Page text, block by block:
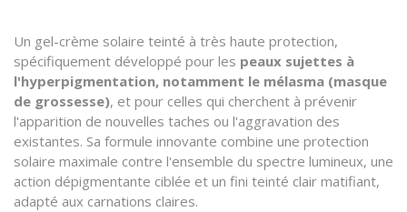
Un gel-crème solaire teinté à très haute protection,
spécifiquement développé pour les peaux sujettes à
l'hyperpigmentation, notamment le mélasma (masque
de grossesse), et pour celles qui cherchent à prévenir
l'apparition de nouvelles taches ou l'aggravation des
existantes. Sa formule innovante combine une protection
solaire maximale contre l'ensemble du spectre lumineux, une
action dépigmentante ciblée et un fini teinté clair matifiant,
adapté aux carnations claires.